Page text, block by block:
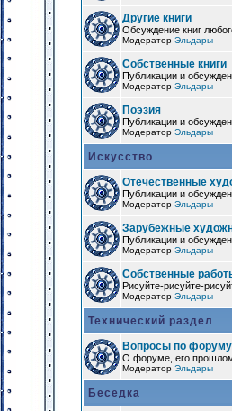
Другие книги
Обсуждение книг
Модератор Эльдары
Собственные книги
Публикации и
Модератор Эльдары
Поэзия
Публикации и
Модератор Эльдары
Искусство
Отечественные
Публикации и
Модератор Эльдары
Зарубежные
Публикации и
Модератор Эльдары
Собственные
Рисуйте-рисуйте-
Модератор Эльдары
Технический раздел
Вопросы по форуму
О форуме, его
Модератор Эльдары
Беседка